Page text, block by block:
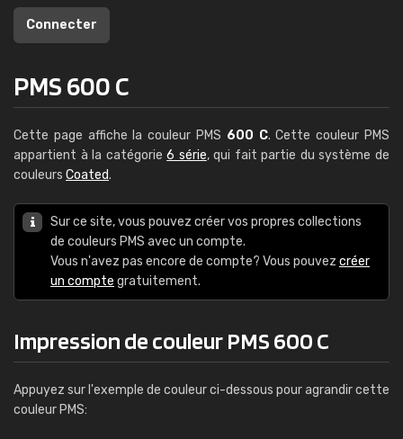
Connecter
PMS 600 C
Cette page affiche la couleur PMS 600 C. Cette couleur PMS
appartient à la catégorie6 série, qui fait partie du système de
couleurs Coated.
Sur ce site, vous pouvez créer vos propres collections
de couleurs PMS avec un compte.
Vous n'avez pas encore de compte? Vous pouvez créer
un compte gratuitement.
Impression de couleur PMS 600 C
Appuyez sur l'exemple de couleur ci-dessous pour agrandir cette
couleur PMS: